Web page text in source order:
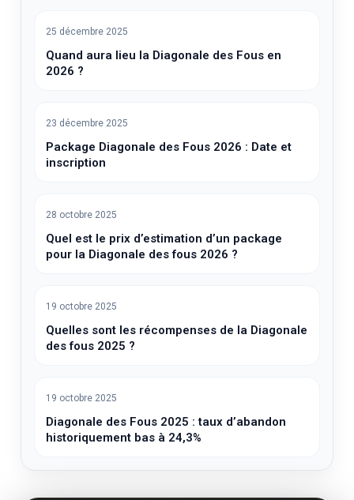
25 décembre 2025
Quand aura lieu la Diagonale des Fous en
2026 ?
23 décembre 2025
Package Diagonale des Fous 2026 : Date et
inscription
28 octobre 2025
Quel est le prix d’estimation d’un package
pour la Diagonale des fous 2026 ?
19 octobre 2025
Quelles sont les récompenses de la Diagonale
des fous 2025 ?
19 octobre 2025
Diagonale des Fous 2025 : taux d’abandon
historiquement bas à 24,3%